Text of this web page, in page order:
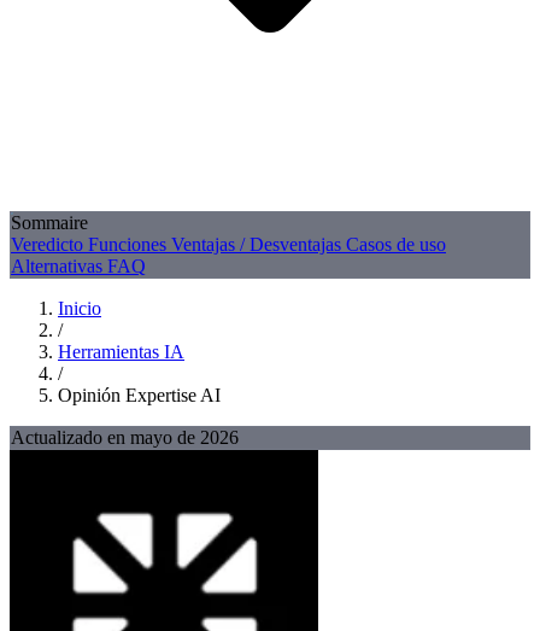
Sommaire
Veredicto Funciones Ventajas / Desventajas Casos de uso
Alternativas FAQ
Inicio
/
Herramientas IA
/
Opinión Expertise AI
Actualizado en mayo de 2026